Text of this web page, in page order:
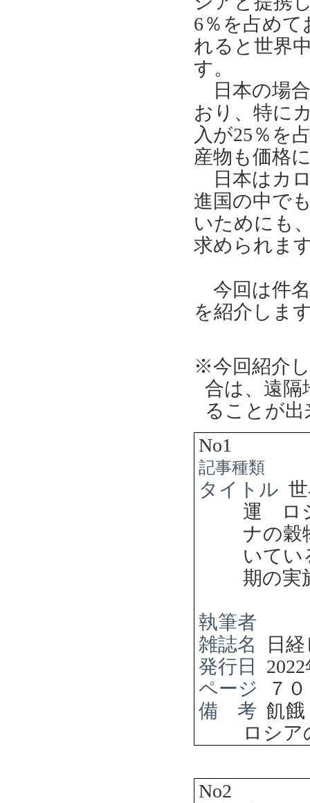
6％を占め
れると世界
す。
日本の場
おり、特に
入が25％を
産物も価格
日本はカ
進国の中で
いためにも
求められま
今回は件
を紹介しま
※今回紹介
合は、遠隔
ることが
No1
記事種類
タイトル
運 ロ
ナの穀
いてい
期の実
執筆者
雑誌名
日
発行日
2022
ページ
７
備 考 飢
ロシア
No2